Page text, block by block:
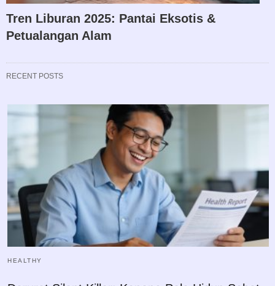
Tren Liburan 2025: Pantai Eksotis &
Petualangan Alam
RECENT POSTS
HEALTHY